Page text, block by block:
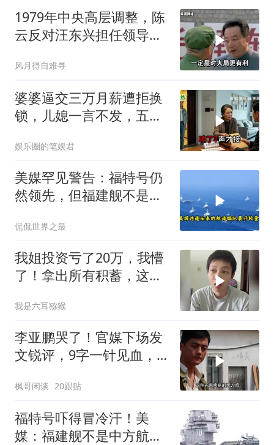
1979年中央高层调整，陈
云反对汪东兴担任领导职
风月得自难寻
婆婆逼交三万月薪遭拒换
锁，儿媳一言不发，五天
娱乐圈的笔娱君
美媒罕见警告：福特号仍
然领先，但福建舰不是中
侃侃世界之最
我姐投资亏了20万，我懵
了！拿出所有积蓄，这是
我是六耳猕猴
李亚鹏哭了！官媒下场发
文锐评，9字一针见血，
枫哥闲谈 20跟贴
福特号吓得冒冷汗！美
媒：福建舰不是中方航母